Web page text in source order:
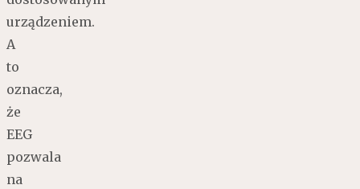
urządzeniem.
A
to
oznacza,
że
EEG
pozwala
na